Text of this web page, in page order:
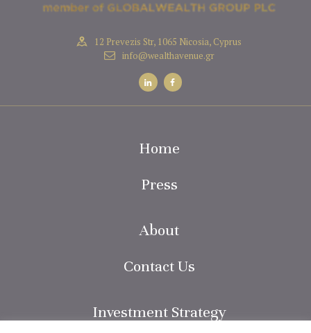
Home
Press
About
Contact Us
Investment Strategy
12 Prevezis Str, 1065 Nicosia, Cyprus
info@wealthavenue.gr